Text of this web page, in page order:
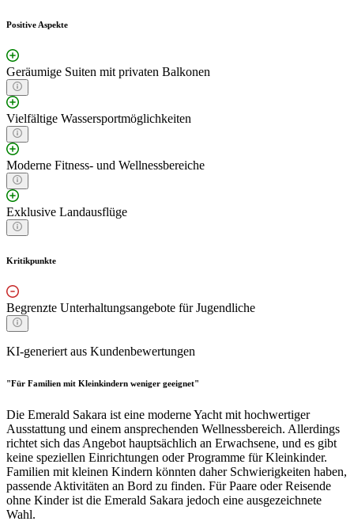
Positive Aspekte
Geräumige Suiten mit privaten Balkonen
Vielfältige Wassersportmöglichkeiten
Moderne Fitness- und Wellnessbereiche
Exklusive Landausflüge
Kritikpunkte
Begrenzte Unterhaltungsangebote für Jugendliche
KI-generiert aus Kundenbewertungen
"Für Familien mit Kleinkindern weniger geeignet"
Die Emerald Sakara ist eine moderne Yacht mit hochwertiger
Ausstattung und einem ansprechenden Wellnessbereich. Allerdings
richtet sich das Angebot hauptsächlich an Erwachsene, und es gibt
keine speziellen Einrichtungen oder Programme für Kleinkinder.
Familien mit kleinen Kindern könnten daher Schwierigkeiten haben,
passende Aktivitäten an Bord zu finden. Für Paare oder Reisende
ohne Kinder ist die Emerald Sakara jedoch eine ausgezeichnete
Wahl.